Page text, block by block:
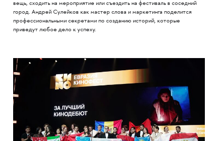
вещь, сходить на мероприятие или съездить на фестиваль в соседний
город. Андрей Сулейков как мастер слова и маркетинга поделится
профессиональными секретами по созданию историй, которые
приведут любое дело к успеху.